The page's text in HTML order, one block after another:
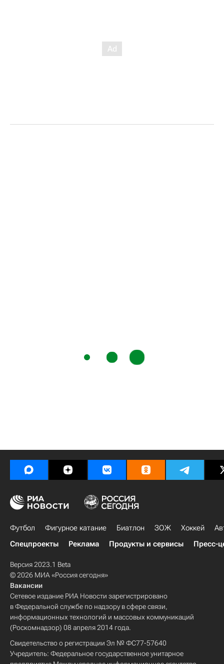
Футбол Фигурное катание Биатлон ЗОЖ Хоккей
Спецпроекты
Реклама Продукты и сервисы Пресс-
Версия 2023.1 Beta
© 2026 МИА «Россия сегодня»
Вакансии
Сетевое издание РИА Новости зарегистрировано
в Федеральной службе по надзору в сфере связи,
информационных технологий и массовых коммуникаций
(Роскомнадзор) 08 апреля 2014 года.
Свидетельство о регистрации Эл № ФС77-57640
Учредитель: Федеральное государственное унитарное